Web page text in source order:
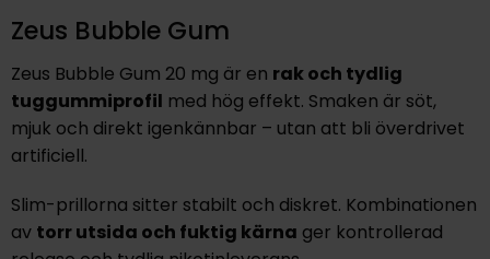
Zeus Bubble Gum
Zeus Bubble Gum 20 mg är en rak och tydlig
tuggummiprofil med hög effekt. Smaken är söt,
mjuk och direkt igenkännbar – utan att bli överdrivet
artificiell.
Slim-prillorna sitter stabilt och diskret. Kombinationen
av torr utsida och fuktig kärna ger kontrollerad